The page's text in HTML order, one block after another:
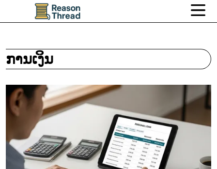
ການເງິນ